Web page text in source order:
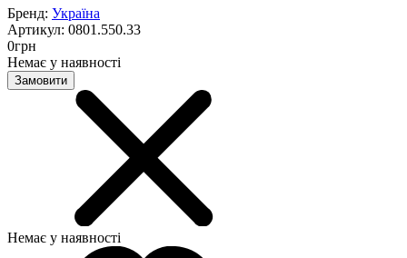
Бренд: Україна
Артикул: 0801.550.33
0грн
Немає у наявності
Замовити
Немає у наявності